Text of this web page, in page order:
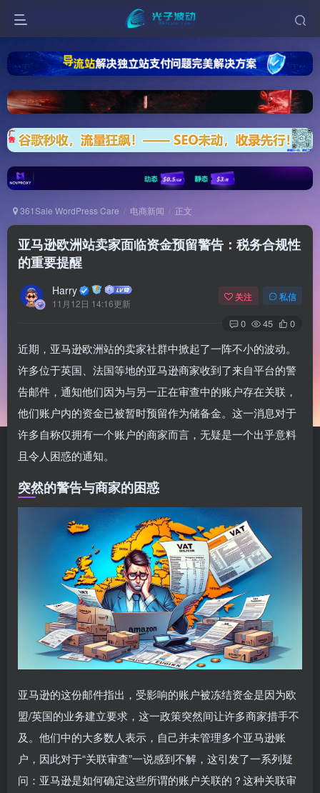
361Sale WordPress Care 电商新闻 正文
亚马逊欧洲站卖家面临资金预留警告：税务合规性
的重要提醒
Harry
11月12日 14:16更新
关注 私信
0 45 0
近期，亚马逊欧洲站的卖家社群中掀起了一阵不小的波动。
许多位于英国、法国等地的亚马逊商家收到了来自平台的警
告邮件，通知他们因为与另一正在审查中的账户存在关联，
他们账户内的资金已被暂时预留作为储备金。这一消息对于
许多自称仅拥有一个账户的商家而言，无疑是一个出乎意料
且令人困惑的通知。
突然的警告与商家的困惑
亚马逊的这份邮件指出，受影响的账户被冻结资金是因为欧
盟/英国的业务建立要求，这一政策突然间让许多商家措手不
及。他们中的大多数人表示，自己并未管理多个亚马逊账
户，因此对于“关联审查”一说感到不解，这引发了一系列疑
问：亚马逊是如何确定这些所谓的账户关联的？这种关联审